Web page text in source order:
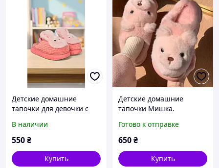
Детские домашние
тапочки для девочки с
теплые, размеры 24 29
В наличии
550₴
Купить
Детские домашние
тапочки Мишка.
детей розовые 37-38
размер (24 см)
Готово к отправке
650₴
Купить